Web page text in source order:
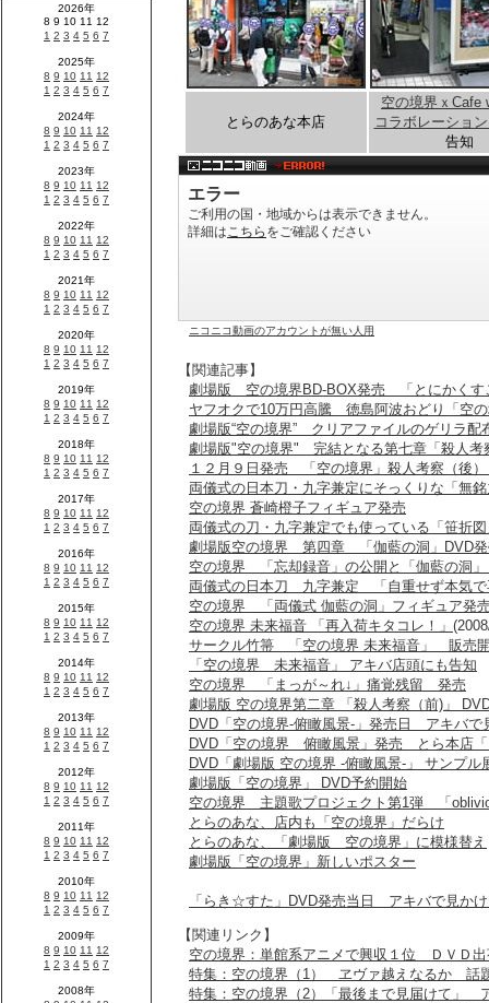
とらのあな本店
空の境界ｘCafe
コラボレーショ
告知
ニコニコ動画のアカウントが無い人用
【関連記事】
劇場版 空の境界BD-BOX発売 「とにかくす
ヤフオクで10万円高騰 徳島阿波おどり「空
劇場版“空の境界” クリアファイルのゲリラ配
劇場版"空の境界" 完結となる第七章「殺人考
１２月９日発売 「空の境界」殺人考察（後
両儀式の日本刀・九字兼定にそっくりな「無
空の境界 蒼崎橙子フィギュア発売
両儀式の刀・九字兼定でも使っている「笹折
劇場版空の境界 第四章 「伽藍の洞」DVD
空の境界 「忘却録音」の公開と「伽藍の洞」
両儀式の日本刀 九字兼定 「自重せず本気で
空の境界 「両儀式 伽藍の洞」フィギュア発
空の境界 未来福音 「再入荷キタコレ！」
サークル竹箒 「空の境界 未来福音」 販売
「空の境界 未来福音」 アキバ店頭にも告知
空の境界 「まっが～れ↓」痛覚残留 発売
劇場版 空の境界第二章 「殺人考察（前)」
DVD「空の境界-俯瞰風景-」発売日 アキバで
DVD「空の境界 俯瞰風景」発売 とら本店「
DVD「劇場版 空の境界 -俯瞰風景-」 サンプル
劇場版「空の境界」 DVD予約開始
空の境界 主題歌プロジェクト第1弾 「
とらのあな、店内も「空の境界」だらけ
とらのあな、「劇場版 空の境界」に模様替え
劇場版「空の境界」新しいポスター
「らき☆すた」DVD発売当日 アキバで見か
【関連リンク】
空の境界：単館系アニメで興収１位 ＤＶＤ
特集：空の境界（1） ヱヴァ越えなるか 話
特集：空の境界（2）「最後まで見届けて」